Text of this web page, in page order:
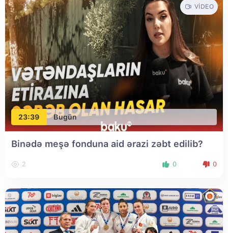
23:39 Bugün
VIDEO
Binədə meşə fonduna aid ərazi zəbt edilib?
2 0 0